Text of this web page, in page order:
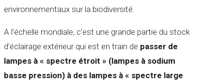
environnementaux sur la biodiversité.
A l’échelle mondiale, c’est une grande partie du stock
d’éclairage extérieur qui est en train de passer de
lampes à « spectre étroit » (lampes à sodium
basse pression) à des lampes à « spectre large